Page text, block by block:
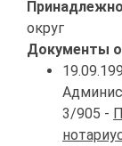
округ
Документы
3/905 -